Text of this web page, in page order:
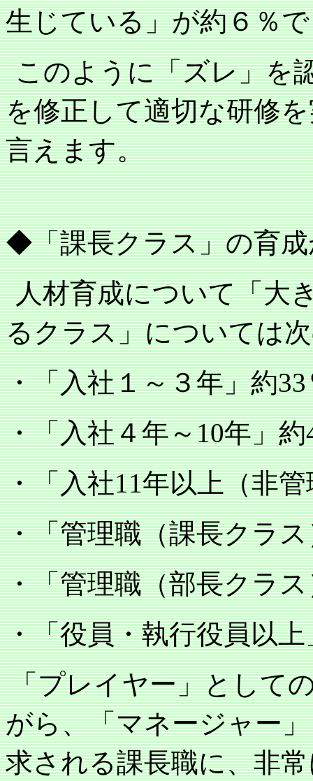
生じている」が約６％
このように「ズレ」を
を修正して適切な研修
言えます。
◆「課長クラス」の育
人材育成について「大
るクラス」については
・「入社１～３年」約33
・「入社４年～10年」約
・「入社11年以上（非
・「管理職（課長クラ
・「管理職（部長クラ
・「役員・執行役員以
「プレイヤー」として
がら、「マネージャー
求される課長職に、非